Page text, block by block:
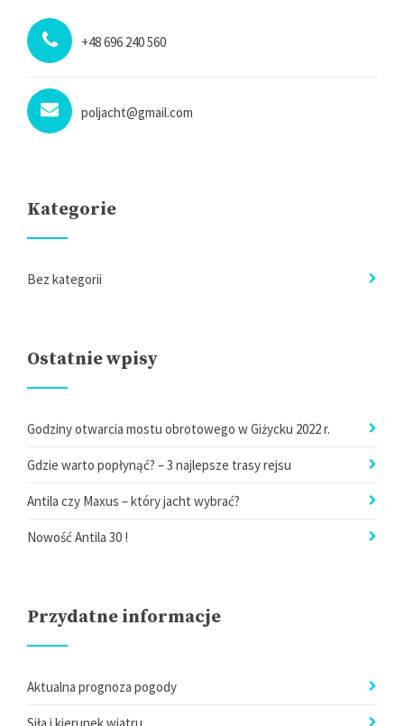
+48 696 240 560
poljacht@gmail.com
Kategorie
Bez kategorii
Ostatnie wpisy
Godziny otwarcia mostu obrotowego w Giżycku 2022 r.
Gdzie warto popłynąć? – 3 najlepsze trasy rejsu
Antila czy Maxus – który jacht wybrać?
Nowość Antila 30 !
Przydatne informacje
Aktualna prognoza pogody